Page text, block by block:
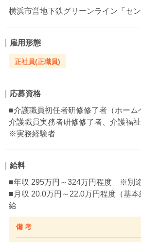
横浜市営地下鉄グリーンライン「セ
雇用形態
正社員(正職員)
応募資格
■介護職員初任者研修修了者（ホーム
介護職員実務者研修修了者、介護福
※実務経験者
給料
■年収 295万円～324万円程度 ※別
■月収 20.0万円～22.0万円程度（基
給
備 考